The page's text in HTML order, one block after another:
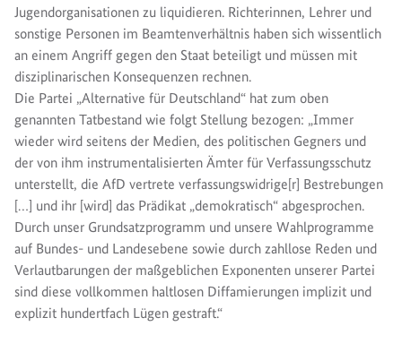
Jugendorganisationen zu liquidieren. Richterinnen, Lehrer und
sonstige Personen im Beamtenverhältnis haben sich wissentlich
an einem Angriff gegen den Staat beteiligt und müssen mit
disziplinarischen Konsequenzen rechnen.
Die Partei „Alternative für Deutschland“ hat zum oben
genannten Tatbestand wie folgt Stellung bezogen: „Immer
wieder wird seitens der Medien, des politischen Gegners und
der von ihm instrumentalisierten Ämter für Verfassungsschutz
unterstellt, die AfD vertrete verfassungswidrige[r] Bestrebungen
[…] und ihr [wird] das Prädikat „demokratisch“ abgesprochen.
Durch unser Grundsatzprogramm und unsere Wahlprogramme
auf Bundes- und Landesebene sowie durch zahllose Reden und
Verlautbarungen der maßgeblichen Exponenten unserer Partei
sind diese vollkommen haltlosen Diffamierungen implizit und
explizit hundertfach Lügen gestraft.“